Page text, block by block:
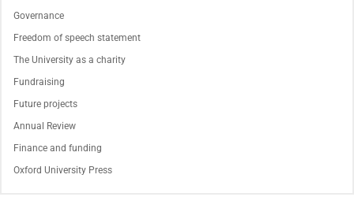
Governance
Freedom of speech statement
The University as a charity
Fundraising
Future projects
Annual Review
Finance and funding
Oxford University Press